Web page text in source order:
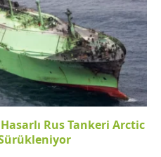
Rus Tankeri Arctic